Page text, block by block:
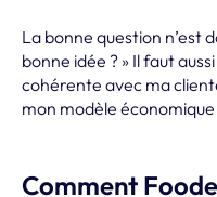
La bonne question n’est
bonne idée ? » Il faut
cohérente avec ma
mon modèle économique
Comment